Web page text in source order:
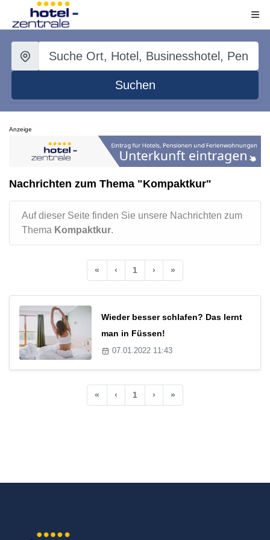
Suchen
Anzeige
Nachrichten zum Thema "Kompaktkur"
Auf dieser Seite finden Sie unsere Nachrichten zum
Thema Kompaktkur.
« ‹ 1 › »
Wieder besser schlafen? Das lernt
man in Füssen!
07.01.2022 11:43
« ‹ 1 › »